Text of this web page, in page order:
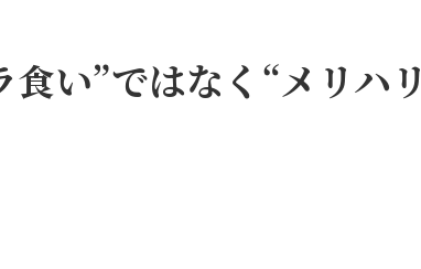
い”ではなく“メリハリ